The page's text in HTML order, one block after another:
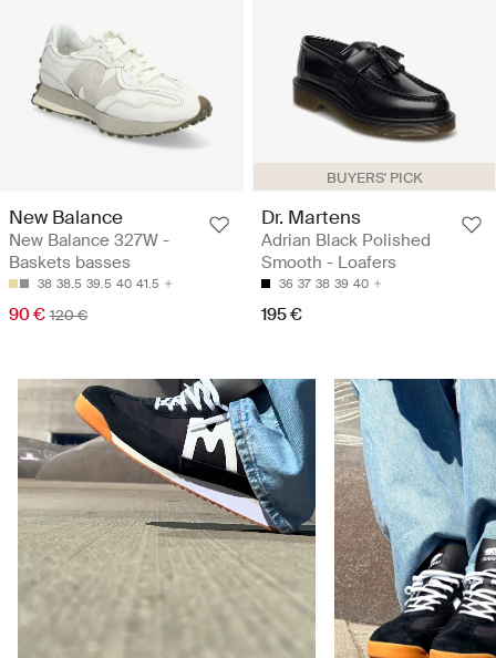
New Balance
New Balance 327W -
Baskets basses
38 38.5 39.5 40 41.5
90 € 120 €
BUYERS' PICK
Dr. Martens
Adrian Black Polished
Smooth - Loafers
36 37 38 39 40
195 €